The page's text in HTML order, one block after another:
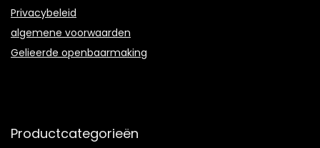
Privacybeleid
algemene voorwaarden
Gelieerde openbaarmaking
Productcategorieën